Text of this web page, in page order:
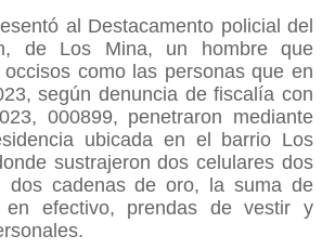
al Destacamento policial del
de Los Mina, un hombre que
como las personas que en
según denuncia de fiscalía con
000899, penetraron mediante
ubicada en el barrio Los
sustrajeron dos celulares dos
dos cadenas de oro, la suma de
en efectivo, prendas de vestir y